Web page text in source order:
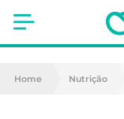
Saúde
Home Nutrição